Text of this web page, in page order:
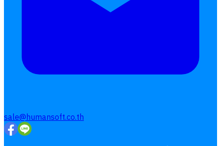
sale@humansoft.co.th